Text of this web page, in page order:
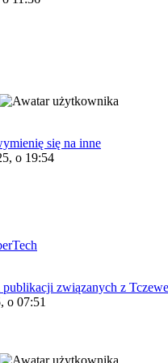
się na inne
o 19:54
publikacji związanych z
o 07:51